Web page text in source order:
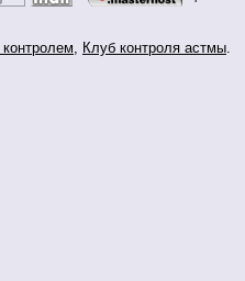
, Клуб контроля астмы.